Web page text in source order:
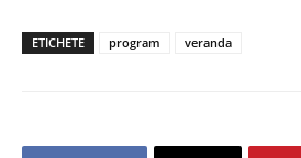
ETICHETE program veranda